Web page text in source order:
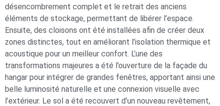
désencombrement complet et le retrait des anciens
éléments de stockage, permettant de libérer l’espace.
Ensuite, des cloisons ont été installées afin de créer deux
zones distinctes, tout en améliorant l’isolation thermique et
acoustique pour un meilleur confort. L’une des
transformations majeures a été l’ouverture de la façade du
hangar pour intégrer de grandes fenêtres, apportant ainsi une
belle luminosité naturelle et une connexion visuelle avec
l’extérieur. Le sol a été recouvert d’un nouveau revêtement,